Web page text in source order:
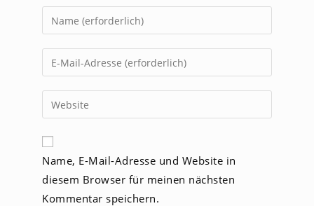
Gib
deinen
Namen
oder
zum
Kommentieren
ein
Gib
deine
E-
Mail-
zum
Kommentieren
ein
Gib
deine
Website-
URL
ein
(optional)
Name, E-Mail-Adresse und Website in
diesem Browser für meinen nächsten
Kommentar speichern.